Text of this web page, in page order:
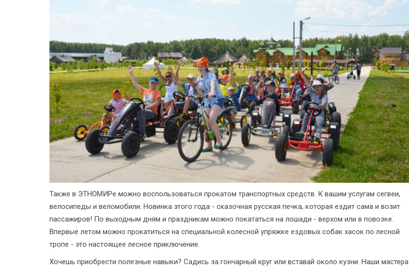
Также в ЭТНОМИРе можно воспользоваться прокатом транспортных средств. К вашим услугам сегвеи,
велосипеды и веломобили. Новинка этого года - сказочная русская печка, которая ездит сама и возит
пассажиров! По выходным дням и праздникам можно покататься на лошади - верхом или в повозке.
Впервые летом можно прокатиться на специальной колесной упряжке ездовых собак хасок по лесной
тропе - это настоящее лесное приключение.
Хочешь приобрести полезные навыки? Садись за гончарный круг или вставай около кузни. Наши мастера